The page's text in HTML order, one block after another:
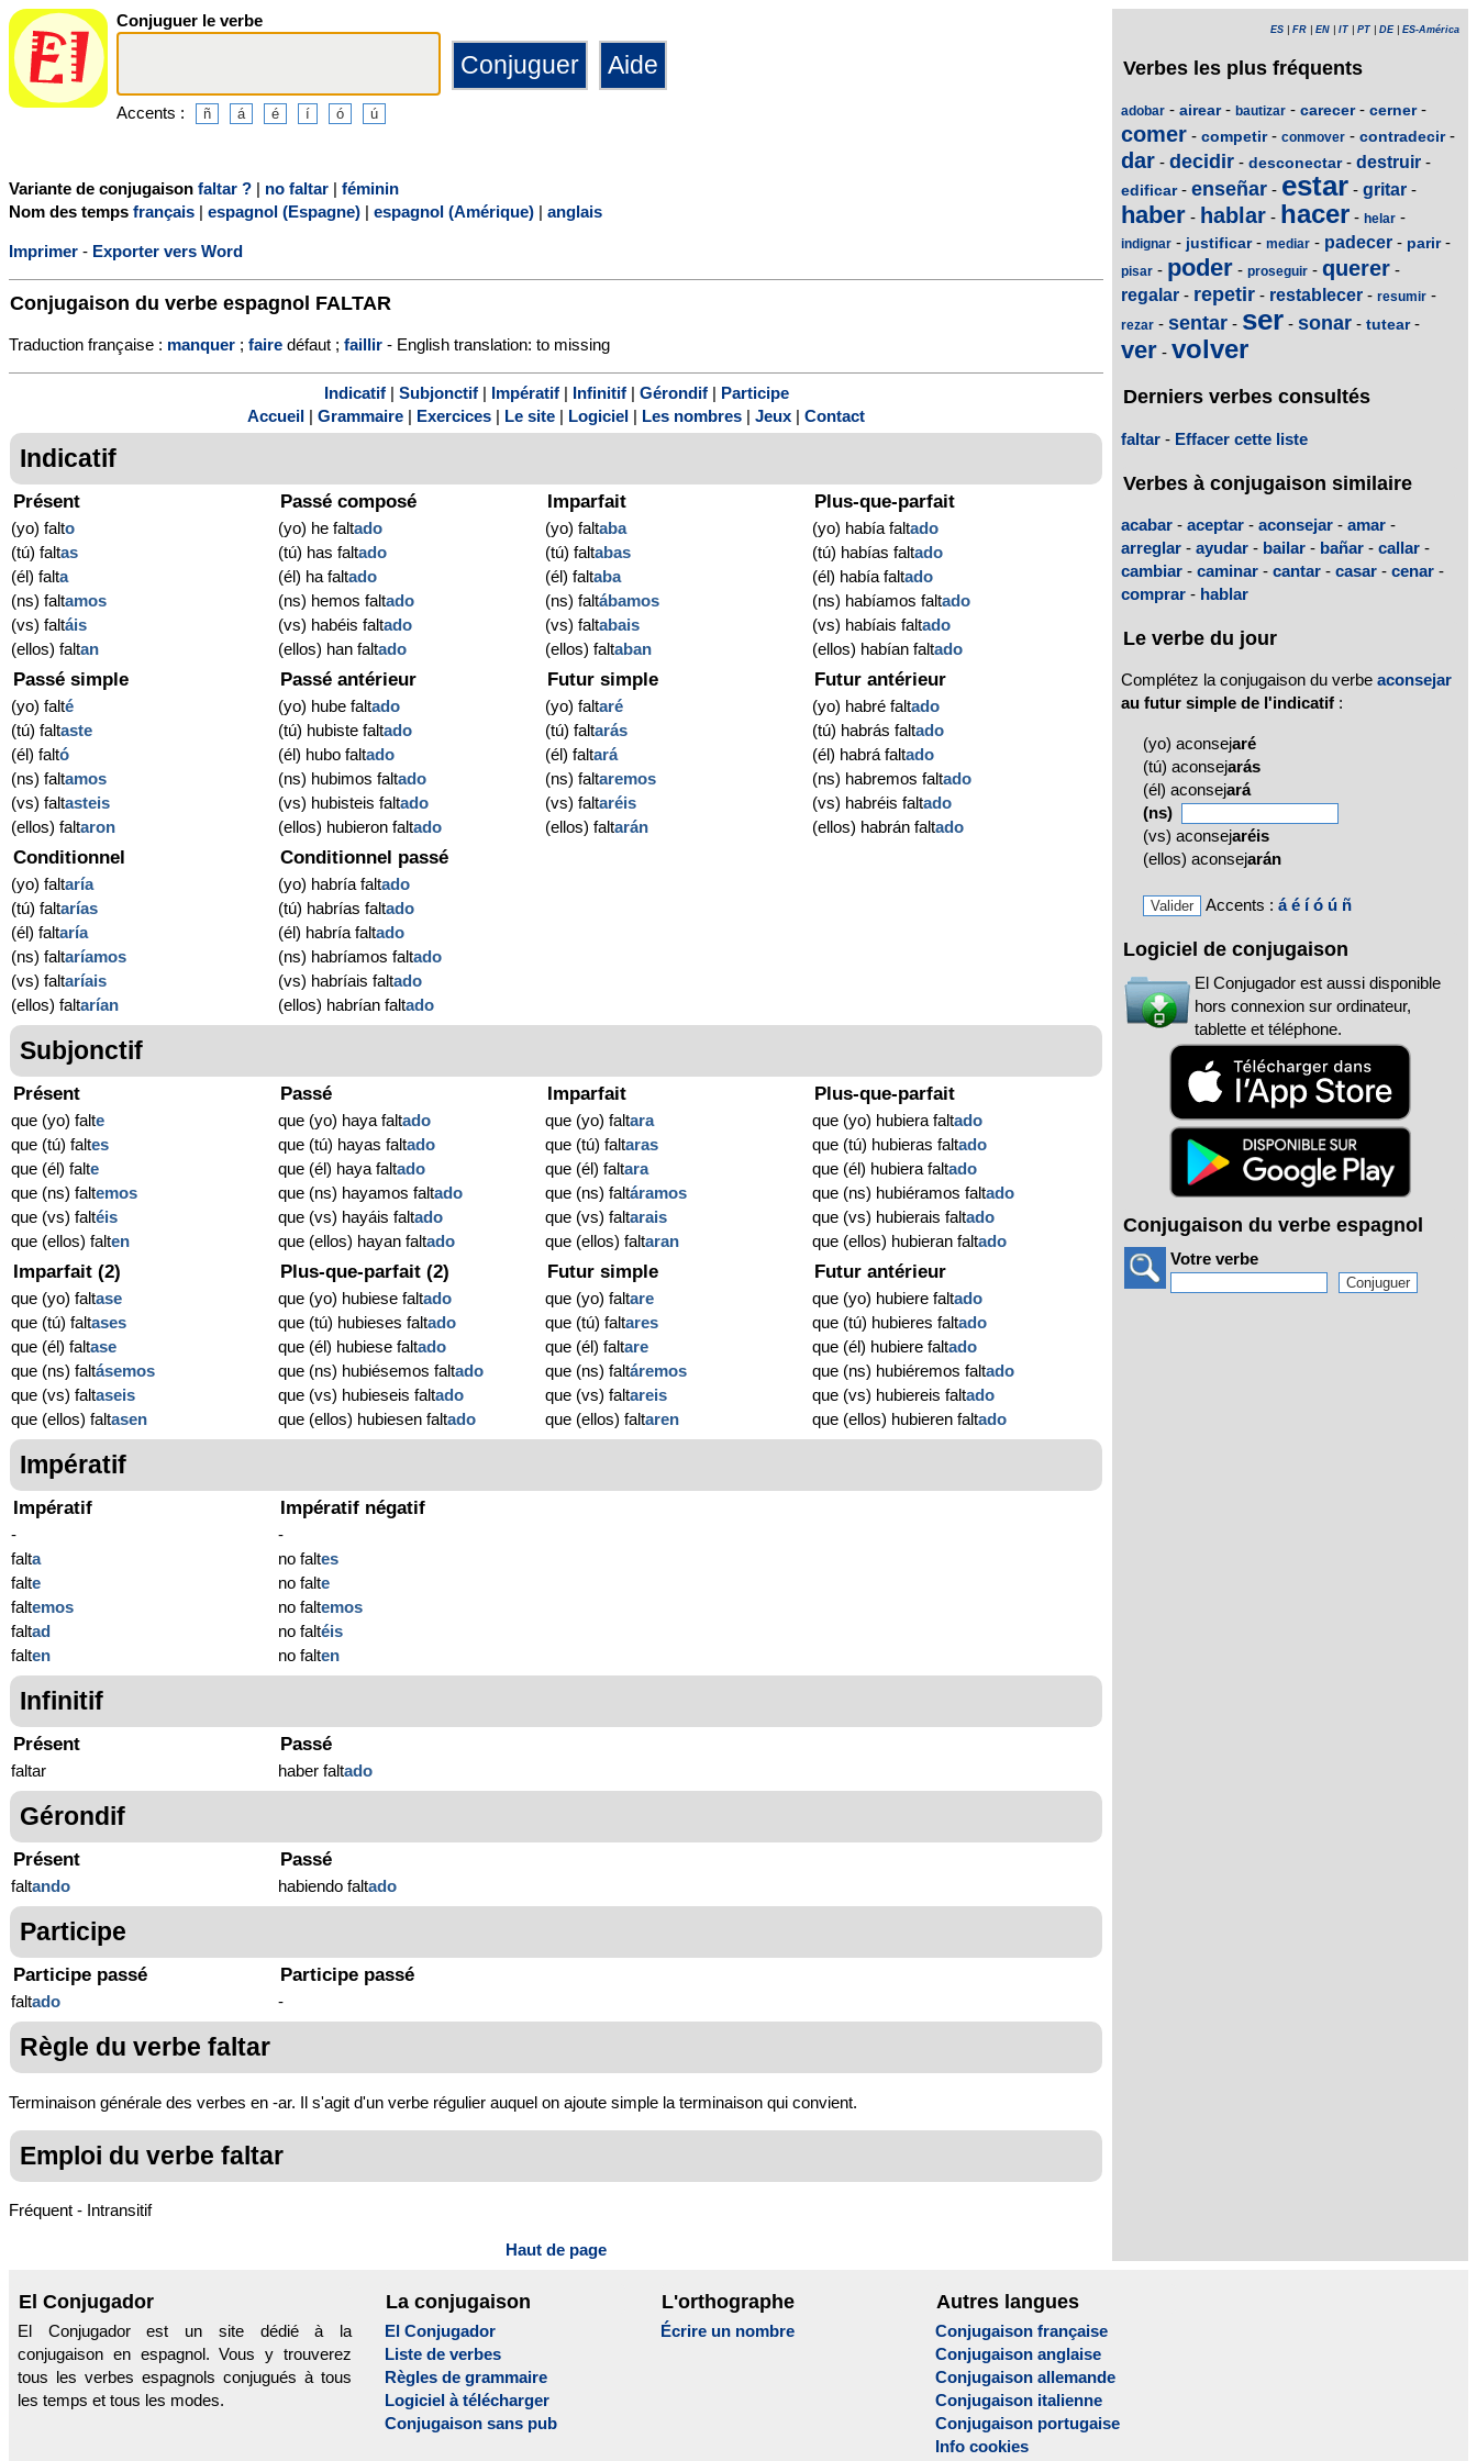
Conjuguer le verbe
Accents :
Variante de conjugaison faltar ? | no faltar | féminin
Nom des temps français | espagnol (Espagne) | espagnol (Amérique) | anglais
Imprimer - Exporter vers Word
Conjugaison du verbe espagnol FALTAR
Traduction française : manquer ; faire défaut ; faillir - English translation: to missing
Indicatif| Subjonctif| Impératif| Infinitif| Gérondif|
Participe
Accueil
Grammaire Exercices Le site Logiciel Les nombres Jeux Contact
Indicatif
Présent
(yo) falto
(tú) faltas
(él) falta
(ns) faltamos
(vs) faltáis
(ellos) faltan
Passé composé
(yo) he faltado
(tú) has faltado
(él) ha faltado
(ns) hemos faltado
(vs) habéis faltado
(ellos) han faltado
Imparfait
(yo) faltaba
(tú) faltabas
(él) faltaba
(ns) faltábamos
(vs) faltabais
(ellos) faltaban
Plus-que-parfait
(yo) había faltado
(tú) habías faltado
(él) había faltado
(ns) habíamos faltado
(vs) habíais faltado
(ellos) habían faltado
Passé simple
(yo) falté
(tú) faltaste
(él) faltó
(ns) faltamos
(vs) faltasteis
(ellos) faltaron
Passé antérieur
(yo) hube faltado
(tú) hubiste faltado
(él) hubo faltado
(ns) hubimos faltado
(vs) hubisteis faltado
(ellos) hubieron faltado
Futur simple
(yo) faltaré
(tú) faltarás
(él) faltará
(ns) faltaremos
(vs) faltaréis
(ellos) faltarán
Futur antérieur
(yo) habré faltado
(tú) habrás faltado
(él) habrá faltado
(ns) habremos faltado
(vs) habréis faltado
(ellos) habrán faltado
Conditionnel
(yo) faltaría
(tú) faltarías
(él) faltaría
(ns) faltaríamos
(vs) faltaríais
(ellos) faltarían
Conditionnel passé
(yo) habría faltado
(tú) habrías faltado
(él) habría faltado
(ns) habríamos faltado
(vs) habríais faltado
(ellos) habrían faltado
Subjonctif
Présent
que (yo) falte
que (tú) faltes
que (él) falte
que (ns) faltemos
que (vs) faltéis
que (ellos) falten
Passé
que (yo) haya faltado
que (tú) hayas faltado
que (él) haya faltado
que (ns) hayamos faltado
que (vs) hayáis faltado
que (ellos) hayan faltado
Imparfait
que (yo) faltara
que (tú) faltaras
que (él) faltara
que (ns) faltáramos
que (vs) faltarais
que (ellos) faltaran
Plus-que-parfait
que (yo) hubiera faltado
que (tú) hubieras faltado
que (él) hubiera faltado
que (ns) hubiéramos faltado
que (vs) hubierais faltado
que (ellos) hubieran faltado
Imparfait (2)
que (yo) faltase
que (tú) faltases
que (él) faltase
que (ns) faltásemos
que (vs) faltaseis
que (ellos) faltasen
Plus-que-parfait (2)
que (yo) hubiese faltado
que (tú) hubieses faltado
que (él) hubiese faltado
que (ns) hubiésemos faltado
que (vs) hubieseis faltado
que (ellos) hubiesen faltado
Futur simple
que (yo) faltare
que (tú) faltares
que (él) faltare
que (ns) faltáremos
que (vs) faltareis
que (ellos) faltaren
Futur antérieur
que (yo) hubiere faltado
que (tú) hubieres faltado
que (él) hubiere faltado
que (ns) hubiéremos faltado
que (vs) hubiereis faltado
que (ellos) hubieren faltado
Impératif
Impératif
-
falta
falte
faltemos
faltad
falten
Impératif négatif
-
no faltes
no falte
no faltemos
no faltéis
no falten
Infinitif
Présent
faltar
Passé
haber faltado
Gérondif
Présent
faltando
Passé
habiendo faltado
Participe
Participe passé
faltado
Participe passé
-
Règle du verbe faltar
Terminaison générale des verbes en -ar. Il s'agit d'un verbe régulier auquel on ajoute simple la terminaison qui convient.
Emploi du verbe faltar
Fréquent - Intransitif
Haut de page
ES FR EN IT PT DE| ES-América
Verbes les plus fréquents
adobar - airear- bautizar - carecer- cerner-
comer - competir- conmover - contradecir-
dar - decidir - desconectar- destruir -
edificar- enseñar - estar - gritar -
haber - hablar - hacer - helar -
indignar - justificar- mediar - padecer - parir-
pisar - poder - proseguir - querer -
regalar - repetir - restablecer - resumir -
rezar - sentar - ser - sonar - tutear-
ver - volver
Derniers verbes consultés
faltar - Effacer cette liste
Verbes à conjugaison similaire
acabar - aceptar - aconsejar - amar -
arreglar - ayudar - bailar - bañar - callar -
cambiar - caminar - cantar - casar - cenar -
comprar - hablar
Le verbe du jour
Complétez la conjugaison du verbe aconsejar
au futur simple de l'indicatif :
(yo) aconsejaré
(tú) aconsejarás
(él) aconsejará
(ns)
(vs) aconsejaréis
(ellos) aconsejarán
Accents : á é í ó ú ñ
Logiciel de conjugaison
El Conjugador est aussi disponible
hors connexion sur ordinateur,
tablette et téléphone.
Conjugaison du verbe espagnol
Votre verbe
El Conjugador
El Conjugador est un site dédié à la
conjugaison en espagnol. Vous y trouverez
tous les verbes espagnols conjugués à tous
les temps et tous les modes.
La conjugaison
El Conjugador
Liste de verbes
Règles de grammaire
Logiciel à télécharger
Conjugaison sans pub
L'orthographe
Écrire un nombre
Autres langues
Conjugaison française
Conjugaison anglaise
Conjugaison allemande
Conjugaison italienne
Conjugaison portugaise
Info cookies